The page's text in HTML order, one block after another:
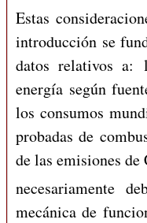
Estas
introducción se
datos relativos a:
energía según
los consumos
probadas de
de las emisiones de
necesariamente
mecánica de